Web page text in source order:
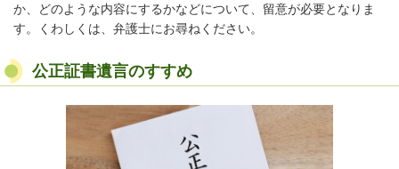
か、どのような内容にするかなどについて、留意が必要となりま
す。くわしくは、弁護士にお尋ねください。
公正証書遺言のすすめ